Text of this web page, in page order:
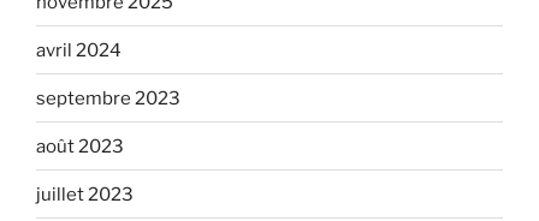
avril 2024
septembre 2023
août 2023
juillet 2023